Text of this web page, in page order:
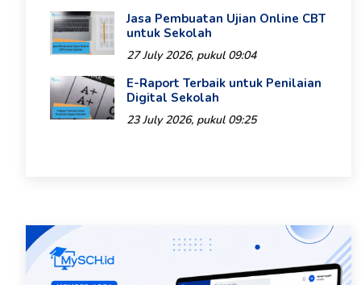
Jasa Pembuatan Ujian Online CBT
untuk Sekolah
27 July 2026, pukul 09:04
E-Raport Terbaik untuk Penilaian
Digital Sekolah
23 July 2026, pukul 09:25